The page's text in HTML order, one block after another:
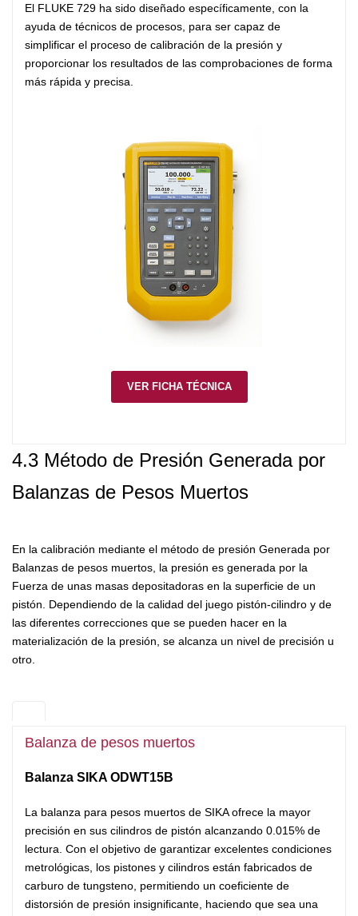
El FLUKE 729 ha sido diseñado específicamente, con la
ayuda de técnicos de procesos, para ser capaz de
simplificar el proceso de calibración de la presión y
proporcionar los resultados de las comprobaciones de forma
más rápida y precisa.
VER FICHA TÉCNICA
4.3 Método de Presión Generada por
Balanzas de Pesos Muertos
En la calibración mediante el método de presión Generada por
Balanzas de pesos muertos, la presión es generada por la
Fuerza de unas masas depositadoras en la superficie de un
pistón. Dependiendo de la calidad del juego pistón-cilindro y de
las diferentes correcciones que se pueden hacer en la
materialización de la presión, se alcanza un nivel de precisión u
otro.
Balanza de pesos muertos
Balanza SIKA ODWT15B
La balanza para pesos muertos de SIKA ofrece la mayor
precisión en sus cilindros de pistón alcanzando 0.015% de
lectura. Con el objetivo de garantizar excelentes condiciones
metrológicas, los pistones y cilindros están fabricados de
carburo de tungsteno, permitiendo un coeficiente de
distorsión de presión insignificante, haciendo que sea una